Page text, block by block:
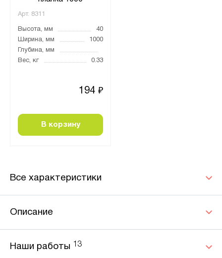
Арт. 8311
Высота, мм
40
Ширина, мм
1000
Глубина, мм
Вес, кг
0.33
194 ₽
В корзину
Все характеристики
Описание
Наши работы 13